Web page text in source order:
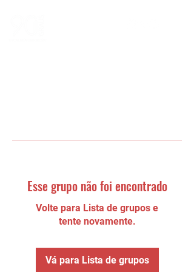
Esse grupo não foi encontrado
Volte para Lista de grupos e
tente novamente.
Vá para Lista de grupos